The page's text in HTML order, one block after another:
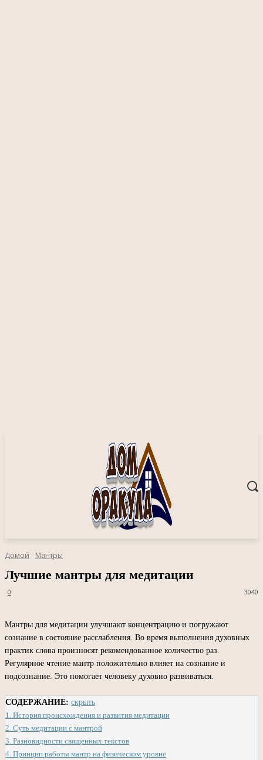
Домой Мантры
Лучшие мантры для медитации
3040
0
Мантры для медитации улучшают концентрацию и погружают
сознание в состояние расслабления. Во время выполнения духовных
практик слова произносят рекомендованное количество раз.
Регулярное чтение мантр положительно влияет на сознание и
подсознание. Это помогает человеку духовно развиваться.
СОДЕРЖАНИЕ: скрыть
1. История происхождения и развития медитации
2. Суть медитации с мантрой
3. Разновидности священных текстов
4. Принцип работы мантр на физическом уровне